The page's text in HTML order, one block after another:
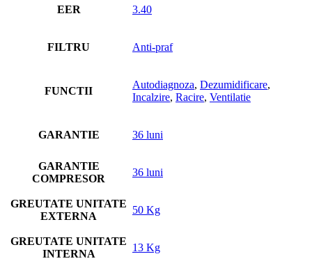
EER 3.40
FILTRU Anti-praf
FUNCTII
Autodiagnoza, Dezumidificare,
Incalzire, Racire, Ventilatie
GARANTIE 36 luni
GARANTIE
COMPRESOR
36 luni
GREUTATE UNITATE
EXTERNA
50 Kg
GREUTATE UNITATE
INTERNA
13 Kg